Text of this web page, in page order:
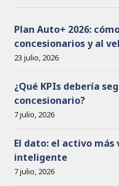
Plan Auto+ 2026:
concesionarios y al
23 julio, 2026
¿Qué KPIs debería
concesionario?
7 julio, 2026
El dato: el activo
inteligente
7 julio, 2026